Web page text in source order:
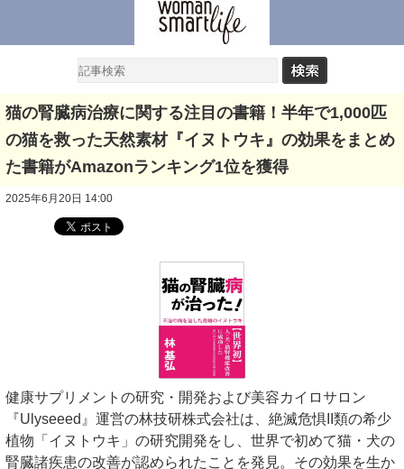
猫の腎臓病治療に関する注目の書籍！半年で1,000匹
の猫を救った天然素材『イヌトウキ』の効果をまとめ
た書籍がAmazonランキング1位を獲得
2025年6月20日 14:00
健康サプリメントの研究・開発および美容カイロサロン
『Ulyseeed』運営の林技研株式会社は、絶滅危惧II類の希少
植物「イヌトウキ」の研究開発をし、世界で初めて猫・犬の
腎臓諸疾患の改善が認められたことを発見。その効果を生か